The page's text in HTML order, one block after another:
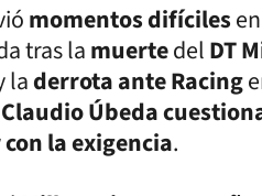
momentos difíciles
tras lamuertedelDT
laderrota ante Racing
Claudio Úbeda
la exigencia.